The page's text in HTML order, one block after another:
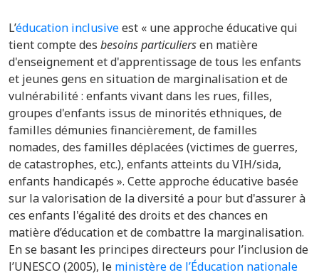
L’éducation inclusiveest « une approche éducative qui
tient compte des besoins particuliersen matière
d'enseignement et d'apprentissage de tous les enfants
et jeunes gens en situation de marginalisation et de
vulnérabilité : enfants vivant dans les rues, filles,
groupes d'enfants issus de minorités ethniques, de
familles démunies financièrement, de familles
nomades, des familles déplacées (victimes de guerres,
de catastrophes, etc.), enfants atteints du VIH/sida,
enfants handicapés ». Cette approche éducative basée
sur la valorisation de la diversité a pour but d'assurer à
ces enfants l'égalité des droits et des chances en
matière d’éducation et de combattre la marginalisation.
En se basant les principes directeurs pour l’inclusion de
l’UNESCO (2005), le ministère de l’Éducation nationale